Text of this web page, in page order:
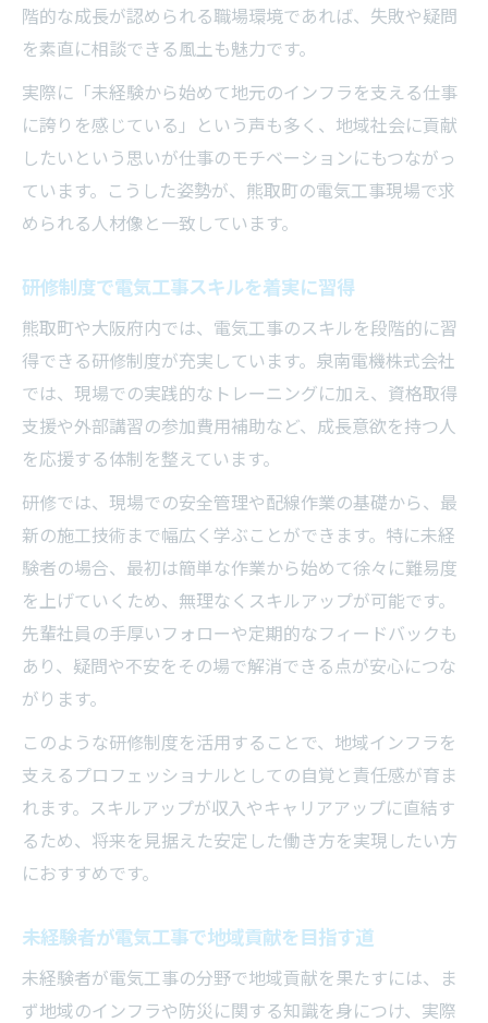
階的な成長が認められる職場環境であれば、失敗や疑問
を素直に相談できる風土も魅力です。
実際に「未経験から始めて地元のインフラを支える仕事
に誇りを感じている」という声も多く、地域社会に貢献
したいという思いが仕事のモチベーションにもつながっ
ています。こうした姿勢が、熊取町の電気工事現場で求
められる人材像と一致しています。
研修制度で電気工事スキルを着実に習得
熊取町や大阪府内では、電気工事のスキルを段階的に習
得できる研修制度が充実しています。泉南電機株式会社
では、現場での実践的なトレーニングに加え、資格取得
支援や外部講習の参加費用補助など、成長意欲を持つ人
を応援する体制を整えています。
研修では、現場での安全管理や配線作業の基礎から、最
新の施工技術まで幅広く学ぶことができます。特に未経
験者の場合、最初は簡単な作業から始めて徐々に難易度
を上げていくため、無理なくスキルアップが可能です。
先輩社員の手厚いフォローや定期的なフィードバックも
あり、疑問や不安をその場で解消できる点が安心につな
がります。
このような研修制度を活用することで、地域インフラを
支えるプロフェッショナルとしての自覚と責任感が育ま
れます。スキルアップが収入やキャリアアップに直結す
るため、将来を見据えた安定した働き方を実現したい方
におすすめです。
未経験者が電気工事で地域貢献を目指す道
未経験者が電気工事の分野で地域貢献を果たすには、ま
ず地域のインフラや防災に関する知識を身につけ、実際